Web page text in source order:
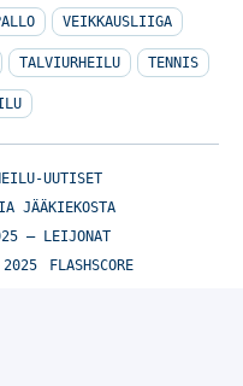
VEIKKAUSLIIGA
TALVIURHEILU TENNIS
UUTISET
JÄÄKIEKOSTA
– LEIJONAT
2025
FLASHSCORE